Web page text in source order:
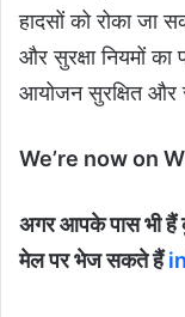
हादसों को रोका जा
और सुरक्षा नियमों
आयोजन सुरक्षित और
We’re now on
अगर आपके पास भी हैं
मेल पर भेज सकते हैं